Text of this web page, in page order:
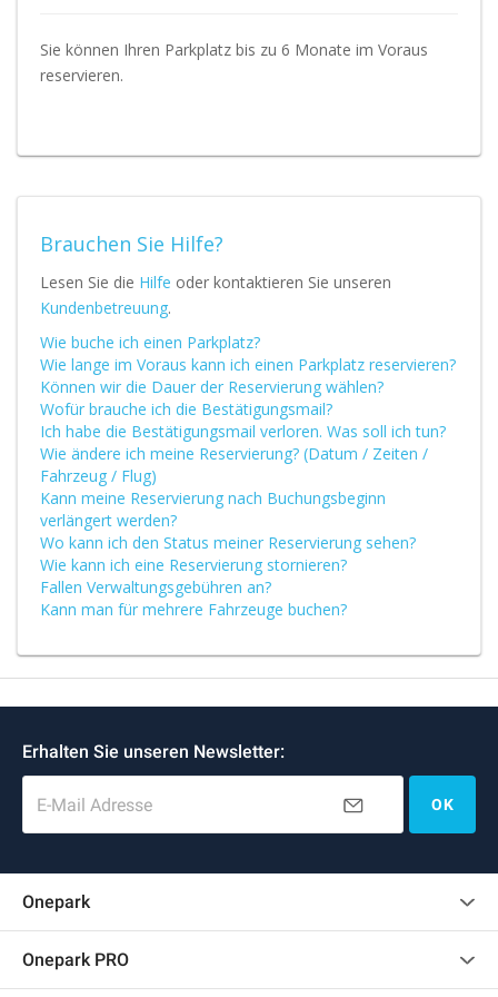
Sie können Ihren Parkplatz bis zu 6 Monate im Voraus
reservieren.
Brauchen Sie Hilfe?
Lesen Sie die Hilfe oder kontaktieren Sie unseren
Kundenbetreuung.
Wie buche ich einen Parkplatz?
Wie lange im Voraus kann ich einen Parkplatz reservieren?
Können wir die Dauer der Reservierung wählen?
Wofür brauche ich die Bestätigungsmail?
Ich habe die Bestätigungsmail verloren. Was soll ich tun?
Wie ändere ich meine Reservierung? (Datum / Zeiten /
Fahrzeug / Flug)
Kann meine Reservierung nach Buchungsbeginn
verlängert werden?
Wo kann ich den Status meiner Reservierung sehen?
Wie kann ich eine Reservierung stornieren?
Fallen Verwaltungsgebühren an?
Kann man für mehrere Fahrzeuge buchen?
Erhalten Sie unseren Newsletter:
E-Mail Adresse OK
Onepark
Onepark PRO